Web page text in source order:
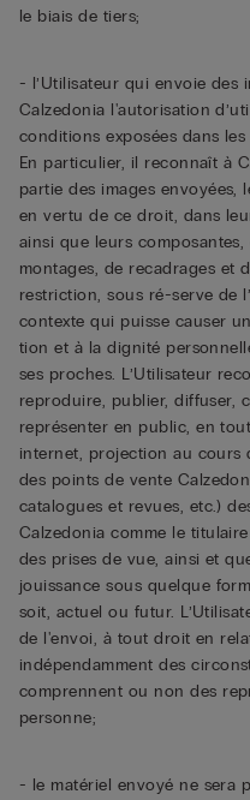
le biais de tiers;
- l’Utilisateur qui envoie des
Calzedonia l'autorisation
conditions exposées dans
En particulier, il reconnaît à
partie des images envoyées,
en vertu de ce droit, dans
ainsi que leurs
montages, de recadrages et
restriction, sous ré-serve de
contexte qui puisse causer
tion et à la dignité
ses proches. L’Utilisateur
reproduire, publier, diffuser,
représenter en public, en
internet, projection au cours
des points de vente
catalogues et revues, etc.)
Calzedonia comme le
des prises de vue, ainsi et
jouissance sous quelque
soit, actuel ou futur.
de l'envoi, à tout droit en
indépendamment des
comprennent ou non des
personne;
- le matériel envoyé ne sera